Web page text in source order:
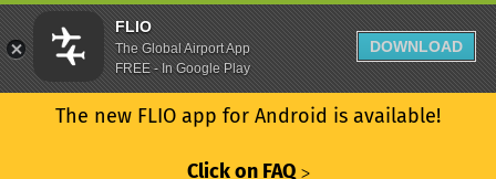
The new FLIO app for Android is available!
Click on FAQ ᐳ
FLIO
The Global Airport App
FREE - In Google Play
DOWNLOAD